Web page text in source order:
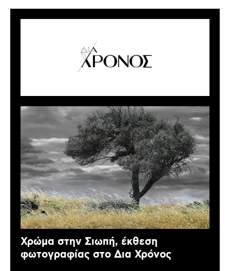
Χρώμα στην Σιωπή, έκθεση
φωτογραφίας στο Δια Χρόνος